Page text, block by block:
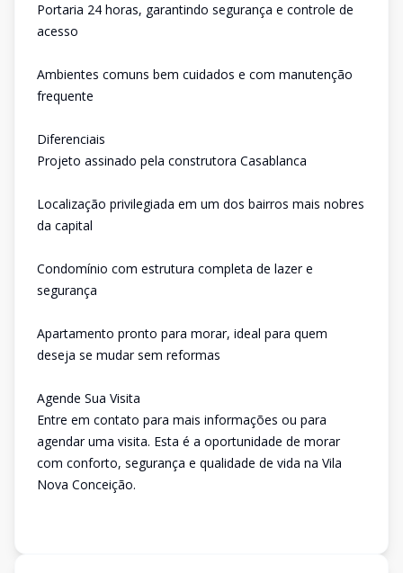
Portaria 24 horas, garantindo segurança e controle de
acesso
Ambientes comuns bem cuidados e com manutenção
frequente
Diferenciais
Projeto assinado pela construtora Casablanca
Localização privilegiada em um dos bairros mais nobres
da capital
Condomínio com estrutura completa de lazer e
segurança
Apartamento pronto para morar, ideal para quem
deseja se mudar sem reformas
Agende Sua Visita
Entre em contato para mais informações ou para
agendar uma visita. Esta é a oportunidade de morar
com conforto, segurança e qualidade de vida na Vila
Nova Conceição.